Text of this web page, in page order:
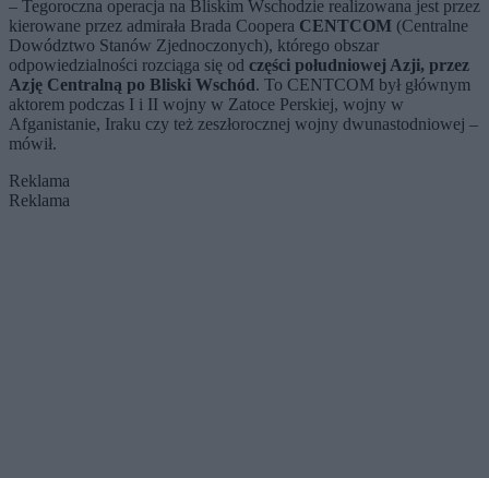
– Tegoroczna operacja na Bliskim Wschodzie realizowana jest przez
kierowane przez admirała Brada Coopera CENTCOM (Centralne
Dowództwo Stanów Zjednoczonych), którego obszar
odpowiedzialności rozciąga się od części południowej Azji, przez
Azję Centralną po Bliski Wschód. To CENTCOM był głównym
aktorem podczas I i II wojny w Zatoce Perskiej, wojny w
Afganistanie, Iraku czy też zeszłorocznej wojny dwunastodniowej –
mówił.
Reklama
Reklama